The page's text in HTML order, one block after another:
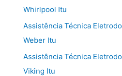
Whirlpool Itu
Assistência Técnica
Weber Itu
Assistência Técnica
Viking Itu